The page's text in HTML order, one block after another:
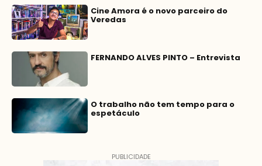
Cine Amora é o novo parceiro do
Veredas
FERNANDO ALVES PINTO – Entrevista
O trabalho não tem tempo para o
espetáculo
PUBLICIDADE